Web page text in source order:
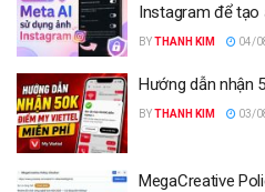
Instagram để tạo
BYTHANH KIM 04/
Hướng dẫn nhận
BYTHANH KIM 03/
MegaCreative